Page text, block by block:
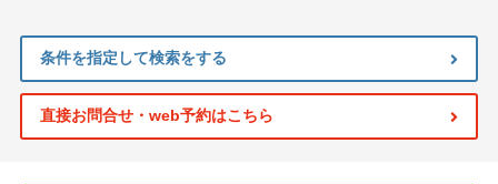
条件を指定して検索をする
直接お問合せ・web予約はこちら